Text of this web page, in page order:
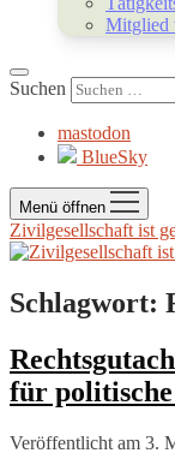
Mitglied
Suchen
mastodon
BlueSky
Menü öffnen
Zivilgesellschaft ist
Schlagwort:
für
Veröffentlicht am 3.